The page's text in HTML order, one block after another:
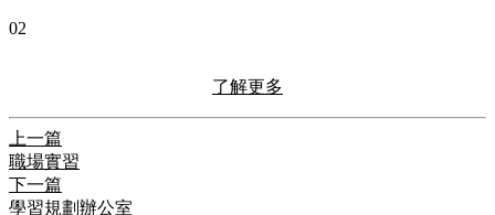
02
了解更多
上一篇
職場實習
下一篇
學習規劃辦公室